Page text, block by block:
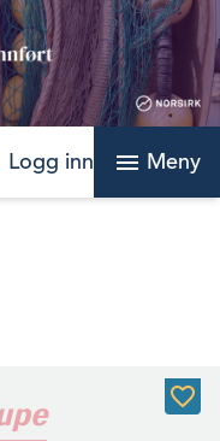
Logg inn menu Meny